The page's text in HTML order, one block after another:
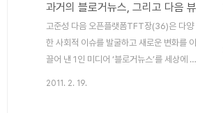
과거의 블로거뉴스, 그리고 다음 뷰
고준성 다음 오픈플랫폼TFT장(36)은 다양
한 사회적 이슈를 발굴하고 새로운 변화를 이
끌어 낸 1인 미디어 ‘블로거뉴스’를 세상에 내
2011. 2. 19.